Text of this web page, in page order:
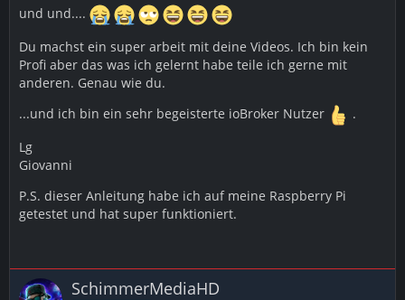
und und....
Du machst ein super arbeit mit deine Videos. Ich bin kein
Profi aber das was ich gelernt habe teile ich gerne mit
anderen. Genau wie du.
...und ich bin ein sehr begeisterte ioBroker Nutzer
.
Lg
Giovanni
P.S. dieser Anleitung habe ich auf meine Raspberry Pi
getestet und hat super funktioniert.
SchimmerMediaHD